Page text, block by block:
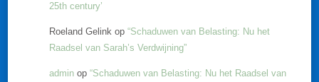
25th century’
Roeland Gelink op “Schaduwen van Belasting: Nu het
Raadsel van Sarah’s Verdwijning”
admin op “Schaduwen van Belasting: Nu het Raadsel van